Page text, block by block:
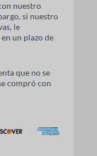
nuestro
si nuestro
le
un plazo de
que no se
compró con